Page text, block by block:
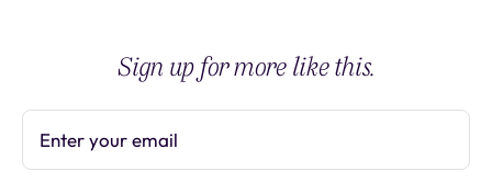
Sign up for more like this.
Enter your email